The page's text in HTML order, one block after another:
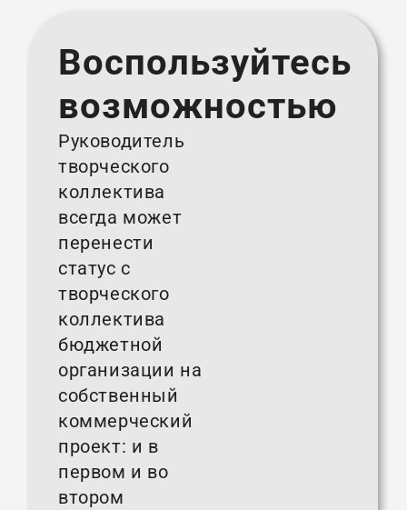
Воспользуйтесь
возможностью
Руководитель
творческого
коллектива
всегда может
перенести
статус с
творческого
коллектива
бюджетной
организации на
собственный
коммерческий
проект: и в
первом и во
втором